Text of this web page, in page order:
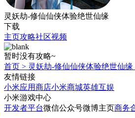
灵妖劫-修仙仙侠体验绝世仙缘
下载
主页攻略社区视频
暂时没有攻略~
首页 > 灵妖劫-修仙仙侠体验绝世仙缘
友情链接
小米应用商店小米商城英雄互娱
小米游戏中心
开发者平台微信公众号微博主页商务